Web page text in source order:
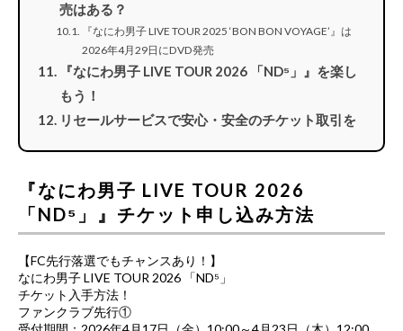
売はある？
『なにわ男子 LIVE TOUR 2025 ‘BON BON VOYAGE’』は
2026年4月29日にDVD発売
『なにわ男子 LIVE TOUR 2026 「ND⁵」』を楽し
もう！
リセールサービスで安心・安全のチケット取引を
『なにわ男子 LIVE TOUR 2026
「ND⁵」』チケット申し込み方法
【FC先行落選でもチャンスあり！】
なにわ男子 LIVE TOUR 2026 「ND⁵」
チケット入手方法！
ファンクラブ先行①